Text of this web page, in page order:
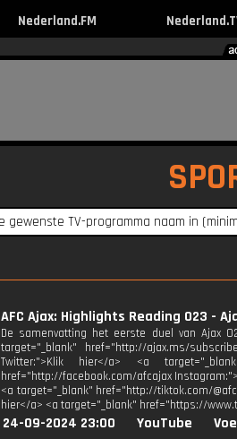
Nederland.FM
AFC Ajax: Highlights Reading O23 -
De samenvatting het eerste duel van Ajax
target="_blank" href="http://ajax.ms/
Twitter:">Klik hier</a> <a
href="http://facebook.com/afcajax
<a target="_blank" href="http://tiktok.com/
hier</a> <a target="_blank" href="https://
24-09-2024 23:00 YouTube